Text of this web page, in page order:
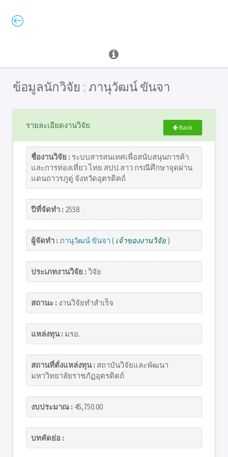
ข้อมูลนักวิจัย : ภานุวัฒน์ ขันจา
รายละเอียดงานวิจัย Back
ชื่องานวิจัย : ระบบสารสนเทศเพื่อสนับสนุนการค้า
และการท่องเที่ยว ไทย สปป.ลาว กรณีศึกษาจุดผ่าน
แดนถาวรภูดู่ จังหวัดอุตรดิตถ์
ปีที่จัดทำ : 2558
ผู้จัดทำ :ภานุวัฒน์ ขันจา ( เจ้าของงานวิจัย)
ประเภทงานวิจัย :วิจัย
สถานะ : งานวิจัยทำสำเร็จ
แหล่งทุน : มรอ.
สถานที่ตั่งแหล่งทุน : สถาบันวิจัยและพัฒนา
มหาวิทยาลัยราชภัฏอุตรดิตถ์
งบประมาณ : 45,750.00
บทคัดย่อ :